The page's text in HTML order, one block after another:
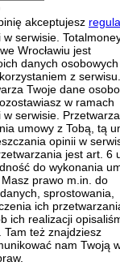
akceptujesz
serwisie.
Wrocławiu jest
danych
z serwisu.
Twoje dane
w ramach
serwisie.
umowy z Tobą, tą
opinii w
jest art. 6
do wykonania
prawo m.in. do
sprostowania,
ich
ich realizacji
. Tam też znajdziesz
nam Twoją